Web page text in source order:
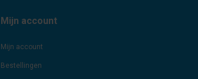
Mijn account
Mijn account
Bestellingen